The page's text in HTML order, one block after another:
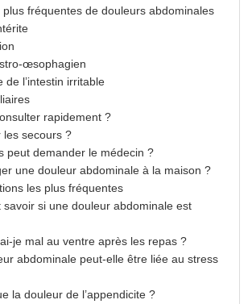
plus fréquentes de douleurs abdominales
œsophagien
de l’intestin irritable
rapidement ?
les secours ?
peut demander le médecin ?
une douleur abdominale à la maison ?
les plus fréquentes
savoir si une douleur abdominale est
je mal au ventre après les repas ?
abdominale peut-elle être liée au stress
la douleur de l’appendicite ?